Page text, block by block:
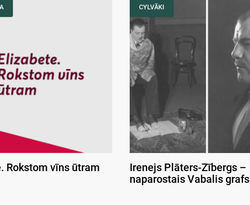
Rokstom vīns ūtram
CYLVĀKI
Irenejs Plāters-Zībergs –
naparostais Vabalis grafs